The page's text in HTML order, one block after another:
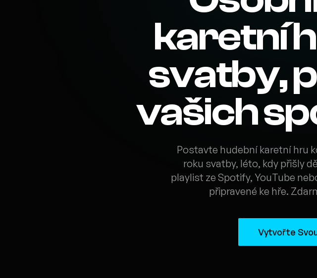
karetní
svatby,
vašich
Postavte hudební karetní hru
roku svatby, léto, kdy přišly
playlist ze Spotify, YouTube
připravené ke hře.
Vytvořte